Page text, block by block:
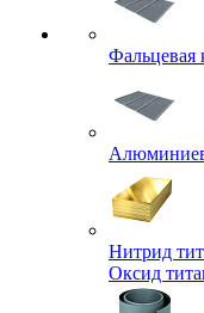
Фальцевая
Нитрид
Оксид